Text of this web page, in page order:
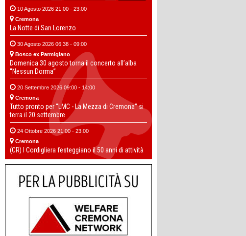
10 Agosto 2026 21:00 - 23:00
Cremona
La Notte di San Lorenzo
30 Agosto 2026 06:38 - 09:00
Bosco ex Parmigiano
Domenica 30 agosto torna il concerto all’alba
“Nessun Dorma”
20 Settembre 2026 09:00 - 14:00
Cremona
Tutto pronto per “LMC - La Mezza di Cremona” si
terra il 20 settembre
24 Ottobre 2026 21:00 - 23:00
Cremona
(CR) I Cordigliera festeggiano il 50 anni di attività